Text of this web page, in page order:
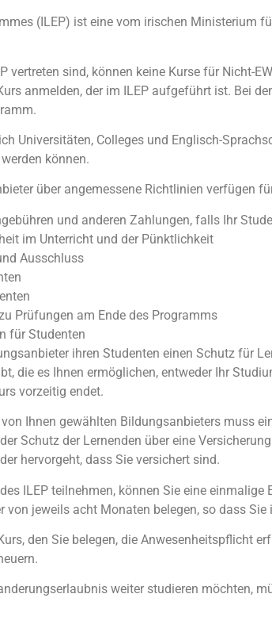
(ILEP) ist eine vom irischen Ministerium
vertreten sind, können keine Kurse für Nicht-
anmelden, der im ILEP aufgeführt ist. Bei
Universitäten, Colleges und Englisch-
können.
über angemessene Richtlinien verfügen
und anderen Zahlungen, falls Ihr
im Unterricht und der Pünktlichkeit
Ausschluss
Prüfungen am Ende des Programms
für Studenten
ihren Studenten einen Schutz für
die es Ihnen ermöglichen, entweder Ihr
vorzeitig endet.
Ihnen gewählten Bildungsanbieters muss
Schutz der Lernenden über eine
hervorgeht, dass Sie versichert sind.
ILEP teilnehmen, können Sie eine
von jeweils acht Monaten belegen, so dass
den Sie belegen, die Anwesenheitspflicht
weiter studieren möchten,